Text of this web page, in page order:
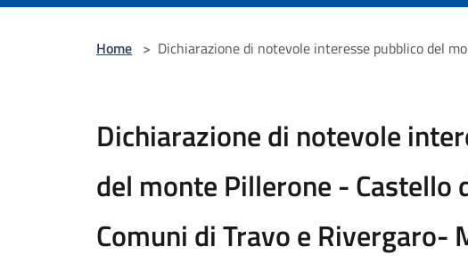
Home > Dichiarazione di notevole interesse pubblico del
Dichiarazione di notevole
del monte Pillerone - Castello
Comuni di Travo e Rivergaro-